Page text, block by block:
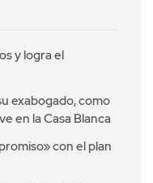
y logra el
exabogado, como
en la Casa Blanca
con el plan